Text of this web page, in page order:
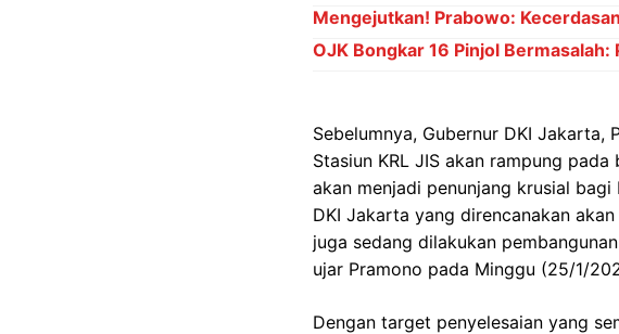
Mengejutkan! Prabowo:
OJK Bongkar 16 Pinjol
Sebelumnya, Gubernur DKI Jakarta,
Stasiun KRL JIS akan rampung
akan menjadi penunjang krusial
DKI Jakarta yang direncanakan
juga sedang dilakukan
ujar Pramono pada Minggu (25/1/
Dengan target penyelesaian yang